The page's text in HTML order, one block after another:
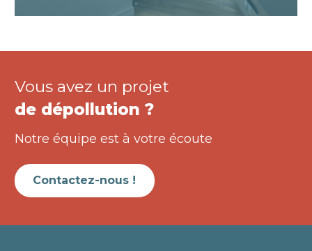
Vous avez un projet
de dépollution ?
Notre équipe est à votre écoute
Contactez-nous !